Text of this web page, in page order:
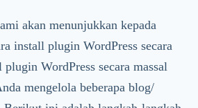
akan menunjukkan kepada
install plugin WordPress secara
WordPress secara massal
mengelola beberapa blog/